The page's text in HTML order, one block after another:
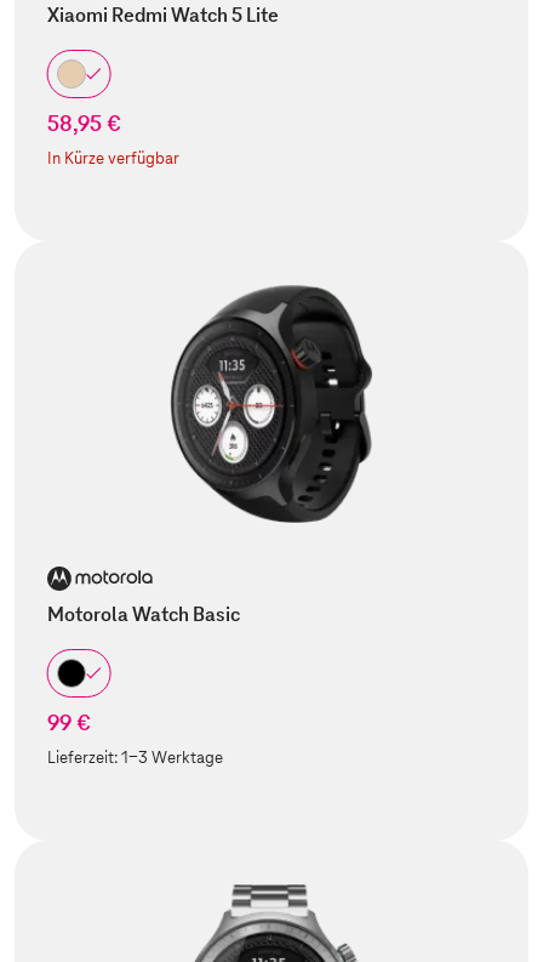
Xiaomi Redmi Watch 5 Lite
58,95 €
In Kürze verfügbar
Motorola Watch Basic
99 €
Lieferzeit:1-3 Werktage